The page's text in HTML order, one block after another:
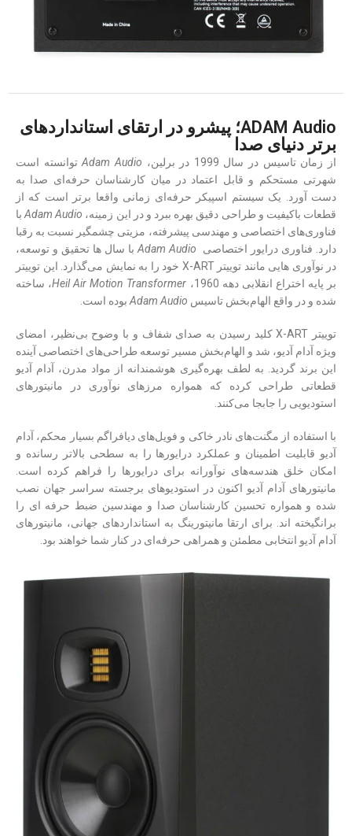
ADAM Audio؛ پیشرو در ارتقای استانداردهای
برتر دنیای صدا
از زمان تاسیس در سال 1999 در برلین، Adam Audioتوانسته است
شهرتی مستحکم و قابل اعتماد در میان کارشناسان حرفه‌ای صدا به
دست آورد. یک سیستم اسپیکر حرفه‌ای زمانی واقعا برتر است که از
قطعات باکیفیت و طراحی دقیق بهره ببرد و در این زمینه، Adam Audioبا
فناوری‌های اختصاصی و مهندسی پیشرفته، مزیتی چشمگیر نسبت به رقبا
دارد. فناوری درایور اختصاصی Adam Audio با سال ها تحقیق و توسعه،
در نوآوری هایی مانند توییتر X-ART خود را به نمایش می‌گذارد. این توییتر
بر پایه اختراع انقلابی دهه 1960،
Heil Air Motion Transformer، ساخته
شده و در واقع الهام‌بخش تاسیس Adam Audio بوده است.
توییتر X-ART کلید رسیدن به صدای شفاف و با وضوح بی‌نظیر، امضای
ویژه آدام آدیو، شد و الهام‌بخش مسیر توسعه طراحی‌های اختصاصی آینده
این برند گردید. به لطف بهره‌گیری هوشمندانه از مواد مدرن، آدام آدیو
قطعاتی طراحی کرده که همواره مرزهای نوآوری در مانیتورهای
استودیویی را جابجا می‌کنند.
با استفاده از مگنت‌های نادر خاکی و فویل‌های دیافراگم بسیار محکم، آدام
آدیو قابلیت اطمینان و عملکرد درایورها را به سطحی بالاتر رسانده و
امکان خلق هندسه‌های نوآورانه برای درایورها را فراهم کرده است.
مانیتورهای آدام آدیو اکنون در استودیوهای برجسته سراسر جهان نصب
شده و همواره تحسین کارشناسان صدا و مهندسین ضبط حرفه ای را
برانگیخته اند. برای ارتقا مانیتورینگ به استانداردهای جهانی، مانیتورهای
آدام آدیو انتخابی مطمئن و همراهی حرفه‌ای در کنار شما خواهند بود.